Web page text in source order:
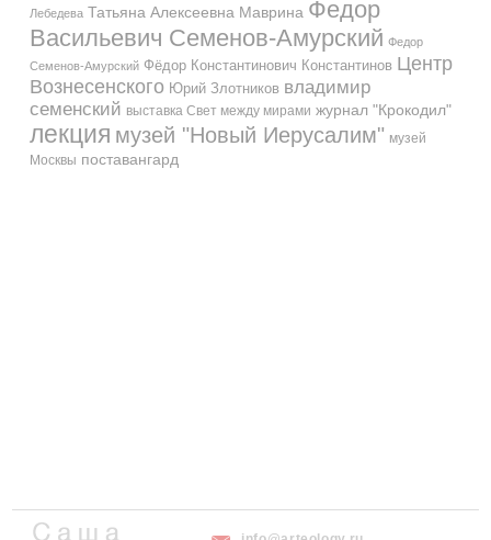
Лебедева Татьяна Алексеевна Маврина Федор
Васильевич Семенов-Амурский Федор
Семенов-Амурский Фёдор Константинович Константинов Центр
Вознесенского Юрий Злотников владимир
семенский выставка Свет между мирами журнал "Крокодил"
лекция музей "Новый Иерусалим" музей
Москвы поставангард